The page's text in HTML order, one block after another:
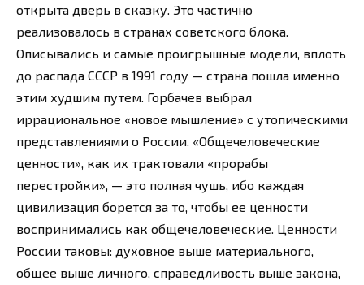
открыта дверь в сказку. Это частично
реализовалось в странах советского блока.
Описывались и самые проигрышные модели, вплоть
до распада СССР в 1991 году — страна пошла именно
этим худшим путем. Горбачев выбрал
иррациональное «новое мышление» с утопическими
представлениями о России. «Общечеловеческие
ценности», как их трактовали «прорабы
перестройки», — это полная чушь, ибо каждая
цивилизация борется за то, чтобы ее ценности
воспринимались как общечеловеческие. Ценности
России таковы: духовное выше материального,
общее выше личного, справедливость выше закона,